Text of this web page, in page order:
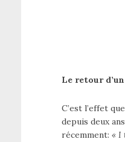
Le retour
C’est l’effet
depuis deux
récemment: « I